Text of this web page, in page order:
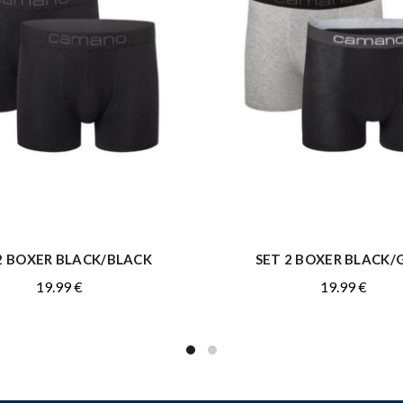
ΑΓΟΡΑ
BOXER BLACK/BLACK
19.99€
ΑΓΟΡΑ
SET 2 BOXER BLACK/
19.99€